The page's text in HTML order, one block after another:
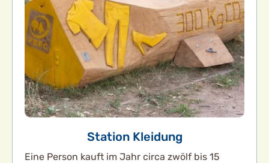
Station Kleidung
Eine Person kauft im Jahr circa zwölf bis 15